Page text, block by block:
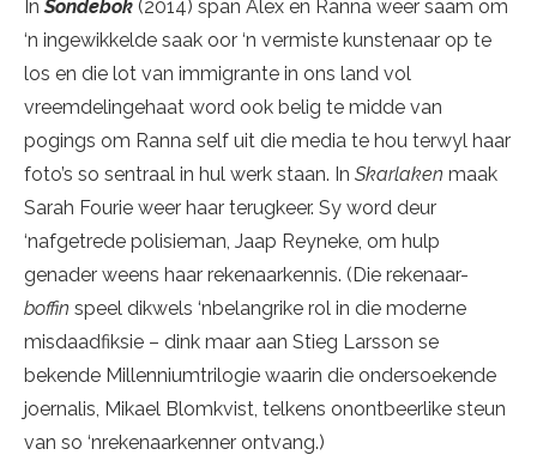
InSondebok (2014) span Alex en Ranna weer saam om
‘n ingewikkelde saak oor ‘n vermiste kunstenaar op te
los en die lot van immigrante in ons land vol
vreemdelingehaat word ook belig te midde van
pogings om Ranna self uit die media te hou terwyl haar
foto’s so sentraal in hul werk staan. In Skarlaken maak
Sarah Fourie weer haar terugkeer. Sy word deur
‘nafgetrede polisieman, Jaap Reyneke, om hulp
genader weens haar rekenaarkennis. (Die rekenaar-
boffin speel dikwels ‘nbelangrike rol in die moderne
misdaadfiksie – dink maar aan Stieg Larsson se
bekende Millenniumtrilogie waarin die ondersoekende
joernalis, Mikael Blomkvist, telkens onontbeerlike steun
van so ‘nrekenaarkenner ontvang.)